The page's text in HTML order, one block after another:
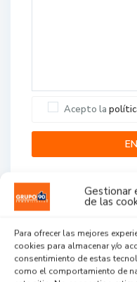
Gestionar
de las
Para ofrecer las mejores
cookies para almacenar y/o
consentimiento de estas
como el comportamiento de
Acepto la
Agent Reviews